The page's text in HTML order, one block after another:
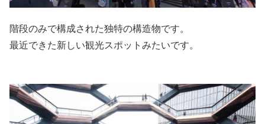
階段のみで構成された独特の構造物です。
最近できた新しい観光スポットみたいです。